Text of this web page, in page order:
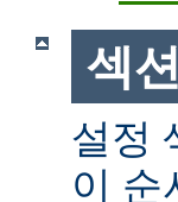
섹
설정
이 순